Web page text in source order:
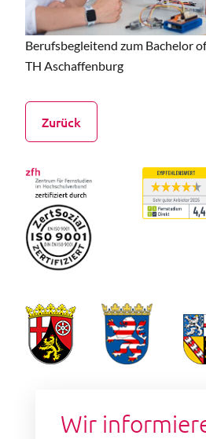
Berufsbegleitend zum Bachelor
TH Aschaffenburg
Zurück
Wir